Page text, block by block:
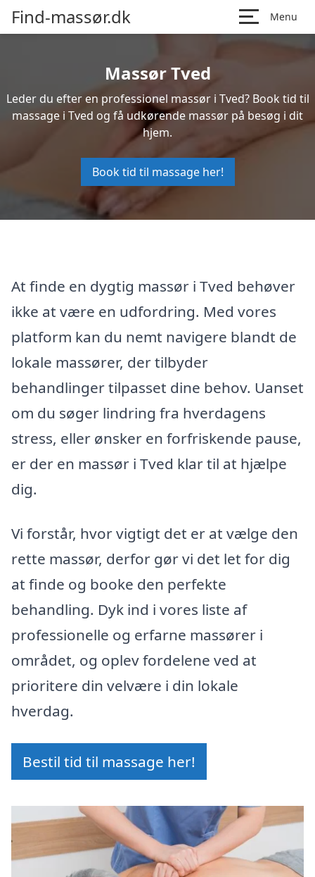
Find-massør.dk Menu
Massør Tved
Leder du efter en professionel massør i Tved? Book tid til
massage i Tved og få udkørende massør på besøg i dit
hjem.
Book tid til massage her!
At finde en dygtig massør i Tved behøver
ikke at være en udfordring. Med vores
platform kan du nemt navigere blandt de
lokale massører, der tilbyder
behandlinger tilpasset dine behov. Uanset
om du søger lindring fra hverdagens
stress, eller ønsker en forfriskende pause,
er der en massør i Tved klar til at hjælpe
dig.
Vi forstår, hvor vigtigt det er at vælge den
rette massør, derfor gør vi det let for dig
at finde og booke den perfekte
behandling. Dyk ind i vores liste af
professionelle og erfarne massører i
området, og oplev fordelene ved at
prioritere din velvære i din lokale
hverdag.
Bestil tid til massage her!